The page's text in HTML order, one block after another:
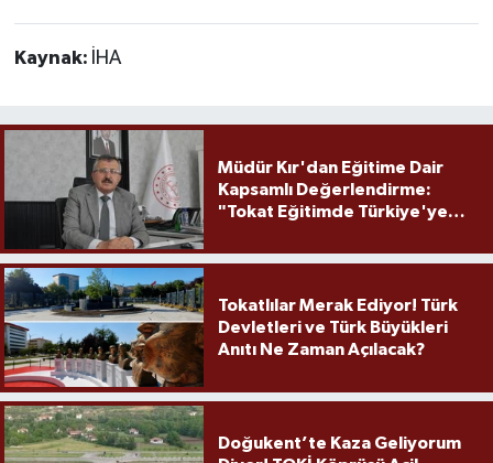
Kaynak: İHA
Müdür Kır'dan Eğitime Dair
Kapsamlı Değerlendirme:
"Tokat Eğitimde Türkiye'ye
Tokatlılar Merak Ediyor! Türk
Devletleri ve Türk Büyükleri
Anıtı Ne Zaman Açılacak?
Doğukent’te Kaza Geliyorum